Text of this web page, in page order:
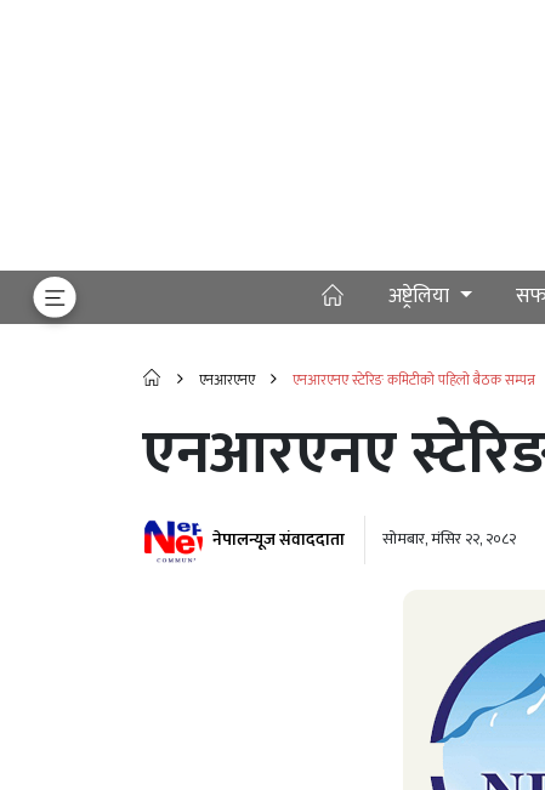
अष्ट्रेलिया
एनआरएनए एनआरएनए स्टेरिङ कमिटीको पहिलो बैठक सम्पन्न
एनआरएनए
नेपालन्यूज संवाददाता सोमबार, मंसिर २२, २०८२